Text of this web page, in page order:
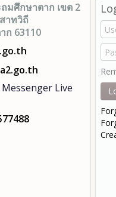
มศึกษาตาก เขต 2
าทวิถี
ก 63110
Messenger Live